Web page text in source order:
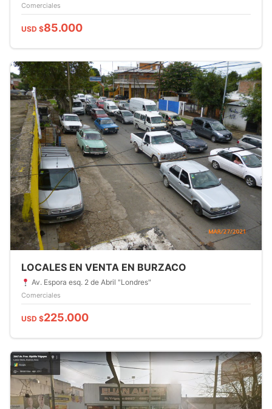
Comerciales
USD $85.000
LOCALES EN VENTA EN BURZACO
Av. Espora esq. 2 de Abril "Londres"
Comerciales
USD $225.000